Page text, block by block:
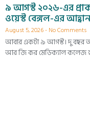
৯ আগস্ট ২০২৬-এর
ওয়েস্ট বেঙ্গল-এর আহ্বান
August 5, 2026 No Comments
আবার একটা ৯ আগস্ট। দু বছর
আর জি কর মেডিক্যাল কলেজ